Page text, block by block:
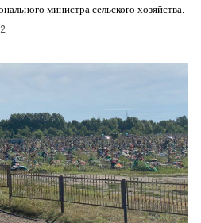
министра сельского хозяйства.